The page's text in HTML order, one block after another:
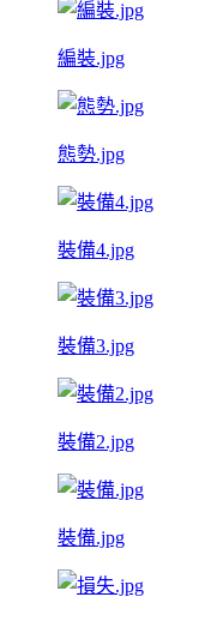
編裝.jpg
態勢.jpg
裝備4.jpg
裝備3.jpg
裝備2.jpg
裝備.jpg